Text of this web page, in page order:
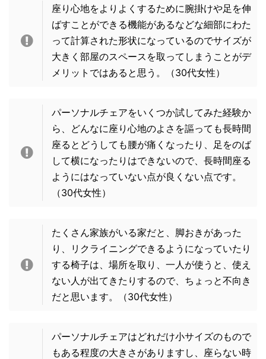
座り心地をよりよくするために腕掛けや足を伸
ばすことができる機能があるなどな細部にわた
って計算された形状になっているのでサイズが
大きく部屋のスペースを取ってしまうことがデ
メリットではあると思う。
（30代女性）
パーソナルチェアをいくつか試してみた経験か
ら、どんなに座り心地のよさを謳っても長時間
座るとどうしても腰が痛くなったり、足をのば
して横になったりはできないので、長時間座る
ようにはなっていない点が良くない点です。
（30代女性）
たくさん家族がいる家だと、脚おきがあった
り、リクライニングできるようになっていたり
する椅子は、場所を取り、一人が使うと、使え
ない人が出てきたりするので、ちょっと不向き
だと思います。
（30代女性）
パーソナルチェアはどれだけ小サイズのもので
もある程度の大きさがありますし、座らない時